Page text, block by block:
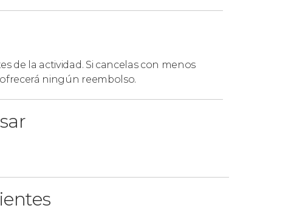
de la actividad. Si cancelas con menos
ningún reembolso.